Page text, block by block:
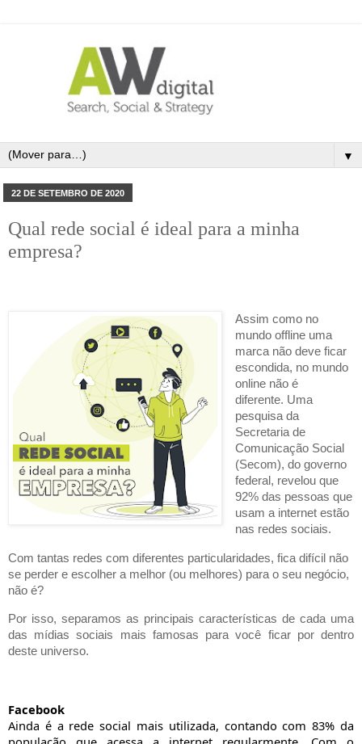
▼
22 DE SETEMBRO DE 2020
Qual rede social é ideal para a minha
empresa?
Assim como no
mundo offline uma
marca não deve ficar
escondida, no mundo
online não é
diferente. Uma
pesquisa da
Secretaria de
Comunicação Social
(Secom), do governo
federal, revelou que
92% das pessoas que
usam a internet estão
nas redes sociais.
Com tantas redes com diferentes particularidades, fica difícil não
se perder e escolher a melhor (ou melhores) para o seu negócio,
não é?
Por isso, separamos as principais características de cada uma
das mídias sociais mais famosas para você ficar por dentro
deste universo.
Facebook
Ainda é a rede social mais utilizada, contando com 83% da